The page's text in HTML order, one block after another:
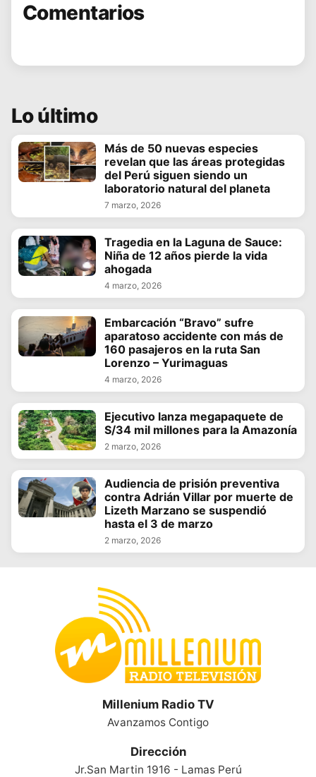
Comentarios
Lo último
Más de 50 nuevas especies
revelan que las áreas protegidas
del Perú siguen siendo un
laboratorio natural del planeta
7 marzo, 2026
Tragedia en la Laguna de Sauce:
Niña de 12 años pierde la vida
ahogada
4 marzo, 2026
Embarcación “Bravo” sufre
aparatoso accidente con más de
160 pasajeros en la ruta San
Lorenzo – Yurimaguas
4 marzo, 2026
Ejecutivo lanza megapaquete de
S/34 mil millones para la Amazonía
2 marzo, 2026
Audiencia de prisión preventiva
contra Adrián Villar por muerte de
Lizeth Marzano se suspendió
hasta el 3 de marzo
2 marzo, 2026
Millenium Radio TV
Avanzamos Contigo
Dirección
Jr.San Martin 1916 - Lamas Perú